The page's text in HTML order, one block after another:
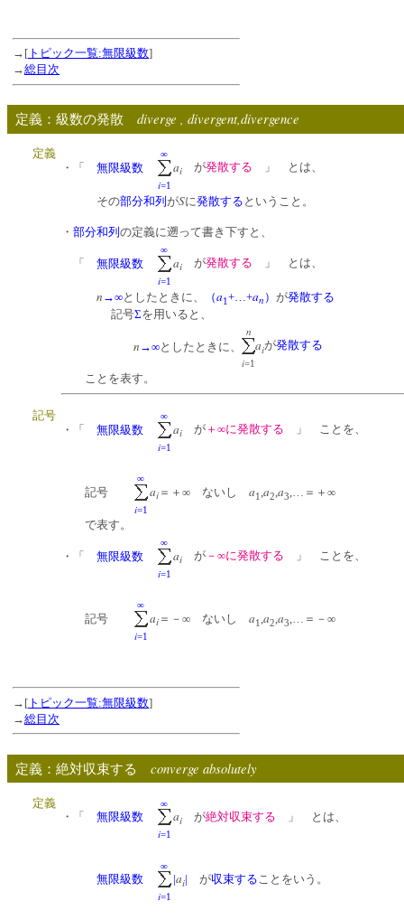
→[ トピック一覧:無限級数]
→総目次
定義：級数の発散diverge , divergent,divergence
定義 ∞
・「 無限級数 ai が発散する 」 とは、
i=1
その部分和列がSに発散する ということ。
・ 部分和列の定義に遡って書き下すと、
∞
「 無限級数 ai が発散する 」 とは、
i=1
n →∞としたときに、 （a1+…+an ） が発散する
記号Σを用いると、
n
n →∞としたときに、 aiが発散する
i=1
ことを表す。
記号 ∞
・「 無限級数 ai が ＋∞に発散する 」 ことを、
i=1
∞
記号 ai ＝＋∞ ないし a1 a2 a3
,…＝＋∞
i=1
で表す。
∞
・「 無限級数 ai が －∞に発散する 」 ことを、
i=1
∞
記号 ai ＝－∞ ないし a1 a2 a3
,…＝－∞
i=1
→[ トピック一覧:無限級数]
→総目次
定義：絶対収束するconverge absolutely
定義 ∞
・「 無限級数 ai が絶対収束する 」 とは、
i=1
∞
無限級数 |ai| が収束することをいう。
i=1